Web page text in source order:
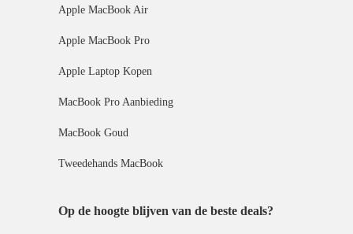
Apple MacBook Air
Apple MacBook Pro
Apple Laptop Kopen
MacBook Pro Aanbieding
MacBook Goud
Tweedehands MacBook
Op de hoogte blijven van de beste deals?